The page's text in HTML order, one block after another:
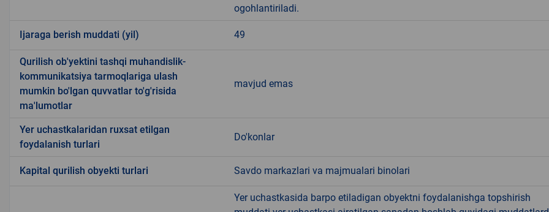
ogohlantiriladi.
Ijaraga berish muddati (yil) 49
Qurilish ob'yektini tashqi muhandislik-
kommunikatsiya tarmoqlariga ulash
mumkin bo'lgan quvvatlar to'g'risida
ma'lumotlar
mavjud emas
Yer uchastkalaridan ruxsat etilgan
foydalanish turlari
Do'konlar
Kapital qurilish obyekti turlari Savdo markazlari va majmualari binolari
Yer uchastkasida barpo etiladigan obyektni foydalanishga topshirish